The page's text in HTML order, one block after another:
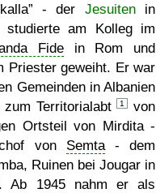
- der Jesuitenin
studierte am Kolleg im
Fide in Rom und
Priester geweiht. Er war
Gemeinden in Albanien
zum Territorialabt 1
von
Ortsteil von Mirdita -
von Semta- dem
Ruinen bei Jougar in
Ab 1945 nahm er als